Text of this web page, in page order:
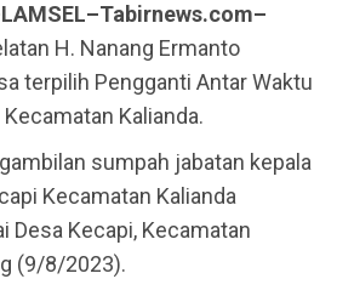
H. Nanang Ermanto
terpilih Pengganti Antar Waktu
Kalianda.
sumpah jabatan kepala
Kecamatan Kalianda
Desa Kecapi, Kecamatan
(9/8/2023).